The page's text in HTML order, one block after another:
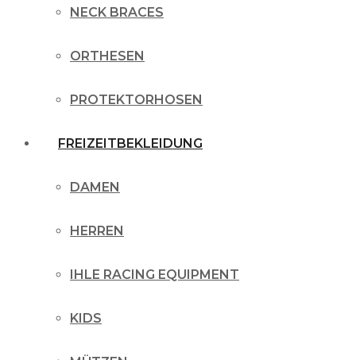
NECK BRACES
ORTHESEN
PROTEKTORHOSEN
FREIZEITBEKLEIDUNG
DAMEN
HERREN
IHLE RACING EQUIPMENT
KIDS